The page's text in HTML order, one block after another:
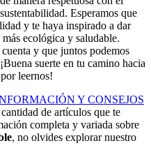
Esperamos que
y te haya inspirado a dar
ecológica y saludable.
y que juntos podemos
suerte en tu camino hacia
leernos!
Y CONSEJOS
de artículos que te
completa y variada sobre
, no olvides explorar nuestro